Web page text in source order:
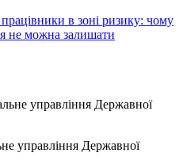
в зоні ризику: чому
не можна залишати
управління Державної